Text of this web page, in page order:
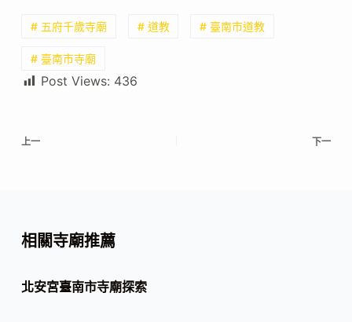
# 五府千歲寺廟 # 道教 # 臺南市道教
# 臺南市寺廟
Post Views: 436
上一 下一
相關寺廟推薦
北安宮臺南市寺廟探索